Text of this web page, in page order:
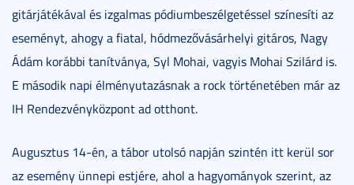
gitárjátékával és izgalmas pódiumbeszélgetéssel színesíti az
eseményt, ahogy a fiatal, hódmezővásárhelyi gitáros, Nagy
Ádám korábbi tanítványa, Syl Mohai, vagyis Mohai Szilárd is.
E második napi élményutazásnak a rock történetében már az
IH Rendezvényközpont ad otthont.
Augusztus 14-én, a tábor utolsó napján szintén itt kerül sor
az esemény ünnepi estjére, ahol a hagyományok szerint, az